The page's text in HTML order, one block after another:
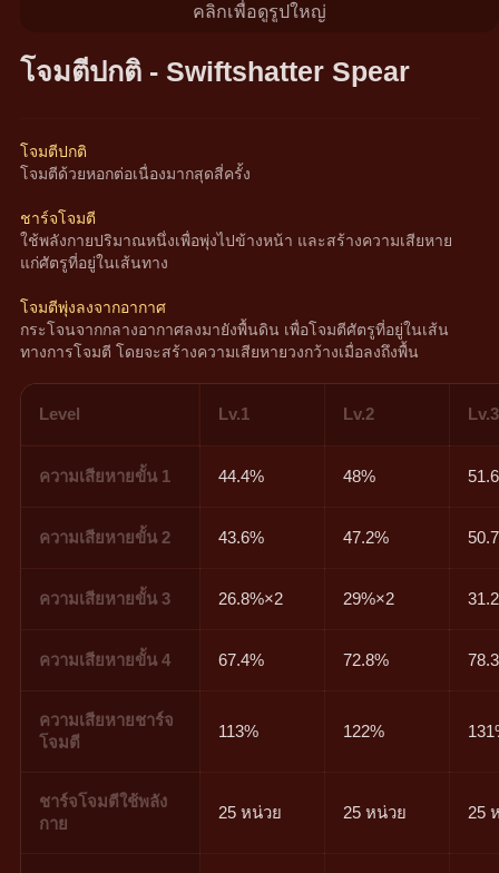
คลิกเพื่อดูรูปใหญ่
โจมตีปกติ - Swiftshatter Spear
โจมตีปกติ
โจมตีด้วยหอกต่อเนื่องมากสุดสี่ครั้ง
ชาร์จโจมตี
ใช้พลังกายปริมาณหนึ่งเพื่อพุ่งไปข้างหน้า และสร้างความเสียหาย
แก่ศัตรูที่อยู่ในเส้นทาง
โจมตีพุ่งลงจากอากาศ
กระโจนจากกลางอากาศลงมายังพื้นดิน เพื่อโจมตีศัตรูที่อยู่ในเส้น
ทางการโจมตี โดยจะสร้างความเสียหายวงกว้างเมื่อลงถึงพื้น
Level Lv.1 Lv.2 Lv.3
ความเสียหายขั้น 1 44.4% 48%
ความเสียหายขั้น 2 43.6% 47.2%
ความเสียหายขั้น 3 26.8%×2 29%×2
ความเสียหายขั้น 4 67.4% 72.8%
ความเสียหายชาร์จ
โจมตี
113% 122%
ชาร์จโจมตีใช้พลัง
กาย
25 หน่วย 25 หน่วย 25